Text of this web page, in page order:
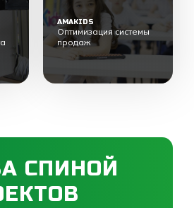
AMAKIDS
Оптимизация системы
продаж
СПИНОЙ